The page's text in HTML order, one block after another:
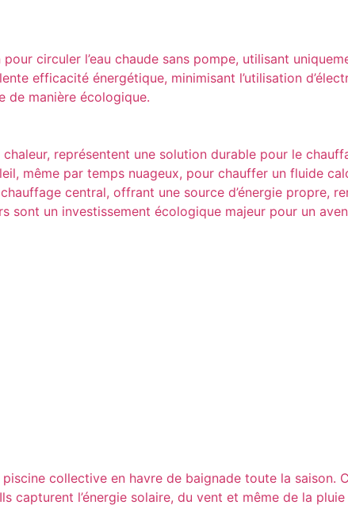
circuler l’eau chaude sans pompe, utilisant
efficacité énergétique, minimisant l’utilisation
de manière écologique.
représentent une solution durable pour le
même par temps nuageux, pour chauffer un fluide
central, offrant une source d’énergie propre,
sont un investissement écologique majeur pour un
collective en havre de baignade toute la saison.
capturent l’énergie solaire, du vent et même de la